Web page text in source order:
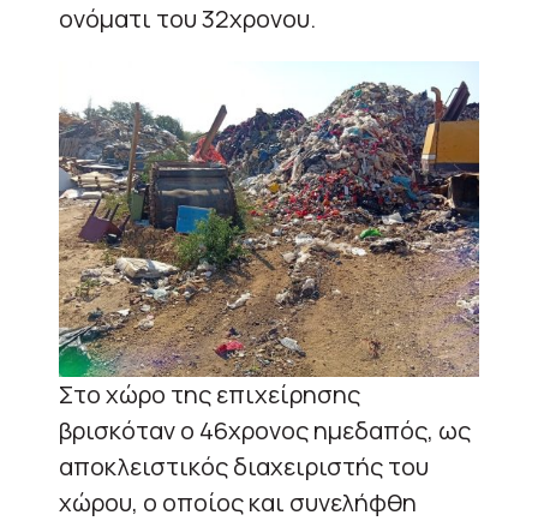
ονόματι του 32χρονου.
Στο χώρο της επιχείρησης
βρισκόταν ο 46χρονος ημεδαπός, ως
αποκλειστικός διαχειριστής του
χώρου, ο οποίος και συνελήφθη